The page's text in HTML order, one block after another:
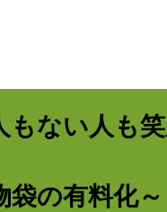
ない人も
の有料化～